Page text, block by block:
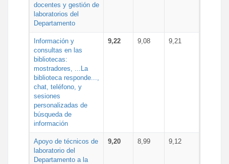
docentes y gestión de
laboratorios del
Departamento
Información y
consultas en las
bibliotecas:
mostradores, ...La
biblioteca responde...,
chat, teléfono, y
sesiones
personalizadas de
búsqueda de
información
9,22 9,08 9,21
Apoyo de técnicos de
laboratorio del
Departamento a la
9,20 8,99 9,12